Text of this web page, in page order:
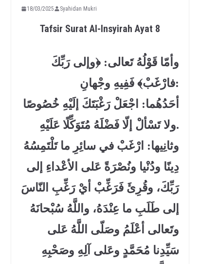
18/03/2025 Syahidan Mukri
Tafsir Surat Al-Insyirah Ayat 8
وأمّا قَوْلُهُ تَعالى: ﴿وإلى رَبِّكَ
فارْغَبْ﴾ فَفِيهِ وجْهانِ:
أحَدُهُما: اجْعَلْ رَغْبَتَكَ إلَيْهِ خُصُوصًا
ولا تَسْألْ إلّا فَضْلَهُ مُتَوَكِّلًا عَلَيْهِ.
وثانِيها: ارْغَبْ في سائِرِ ما تَلْتَمِسُهُ
دِينًا ودُنْيا ونُصْرَةً عَلى الأعْداءِ إلى
رَبِّكَ، وقُرِئَ فَرَغِّبْ أيْ رَغِّبِ النّاسَ
إلى طَلَبِ ما عِنْدَهُ، واللَّهُ سُبْحانَهُ
وتَعالى أعْلَمُ وصَلّى اللَّهُ عَلى
سَيِّدِنا مُحَمَّدٍ وعَلى آلِهِ وصَحْبِهِ